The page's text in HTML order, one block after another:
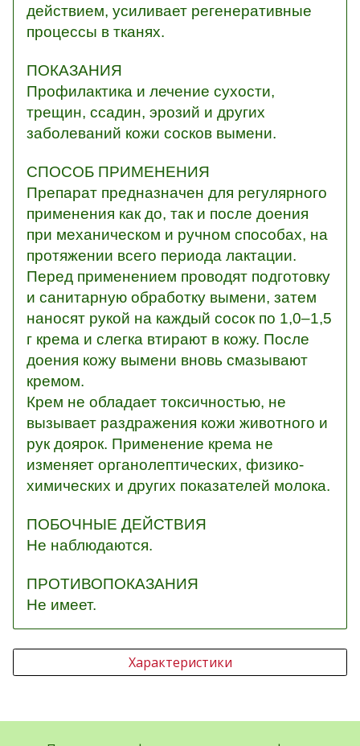
действием, усиливает регенеративные
процессы в тканях.
ПОКАЗАНИЯ
Профилактика и лечение сухости,
трещин, ссадин, эрозий и других
заболеваний кожи сосков вымени.
СПОСОБ ПРИМЕНЕНИЯ
Препарат предназначен для регулярного
применения как до, так и после доения
при механическом и ручном способах, на
протяжении всего периода лактации.
Перед применением проводят подготовку
и санитарную обработку вымени, затем
наносят рукой на каждый сосок по 1,0–1,5
г крема и слегка втирают в кожу. После
доения кожу вымени вновь смазывают
кремом.
Крем не обладает токсичностью, не
вызывает раздражения кожи животного и
рук доярок. Применение крема не
изменяет органолептических, физико-
химических и других показателей молока.
ПОБОЧНЫЕ ДЕЙСТВИЯ
Не наблюдаются.
ПРОТИВОПОКАЗАНИЯ
Не имеет.
Характеристики